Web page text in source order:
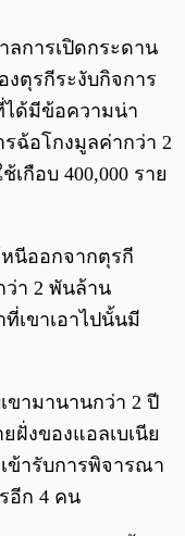
ลการเปิดกระดาน
งตุรกีระงับกิจการ
ได้มีข้อความน่า
ฉ้อโกงมูลค่ากว่า 2
กือบ 400,000 ราย
นีออกจากตุรกี
า 2 พันล้าน
เขาเอาไปนั้นมี
ามานานกว่า 2 ปี
ฝั่งของแอลเบเนีย
ข้ารับการพิจารณา
อีก 4 คน